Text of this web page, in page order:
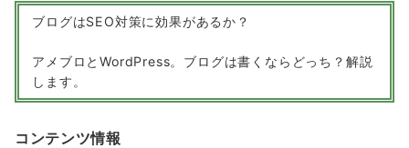
ブログはSEO対策に効果があるか？
アメブロとWordPress。ブログは書くならどっち？解説
します。
コンテンツ情報